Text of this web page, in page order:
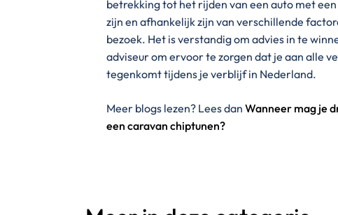
betrekking tot het rijden van een auto met
zijn en afhankelijk zijn van verschillende
bezoek. Het is verstandig om advies in te
adviseur om ervoor te zorgen dat je aan alle
tegenkomt tijdens je verblijf in Nederland.
Meer blogs lezen? Lees dan Wanneer mag je
een caravan chiptunen?